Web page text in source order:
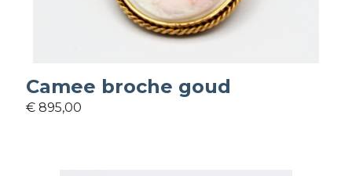
Camee broche goud
€ 895,00